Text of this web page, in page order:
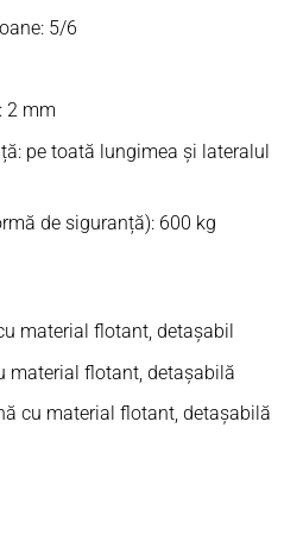
5/6
2 mm
pe toată lungimea și lateralul
de siguranță): 600 kg
material flotant, detașabil
material flotant, detașabilă
cu material flotant, detașabilă